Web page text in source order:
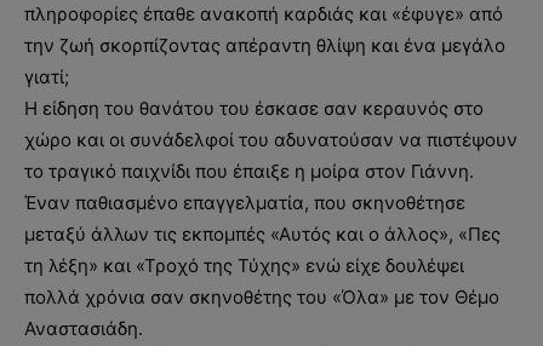
πληροφορίες έπαθε ανακοπή καρδιάς και «έφυγε» από
την ζωή σκορπίζοντας απέραντη θλίψη και ένα μεγάλο
γιατί;
Η είδηση του θανάτου του έσκασε σαν κεραυνός στο
χώρο και οι συνάδελφοί του αδυνατούσαν να πιστέψουν
το τραγικό παιχνίδι που έπαιξε η μοίρα στον Γιάννη.
Έναν παθιασμένο επαγγελματία, που σκηνοθέτησε
μεταξύ άλλων τις εκπομπές «Αυτός και ο άλλος», «Πες
τη λέξη» και «Τροχό της Τύχης» ενώ είχε δουλέψει
πολλά χρόνια σαν σκηνοθέτης του «Όλα» με τον Θέμο
Αναστασιάδη.